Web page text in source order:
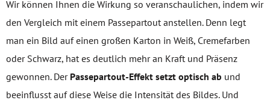
Wir können Ihnen die Wirkung so veranschaulichen, indem wir
den Vergleich mit einem Passepartout anstellen. Denn legt
man ein Bild auf einen großen Karton in Weiß, Cremefarben
oder Schwarz, hat es deutlich mehr an Kraft und Präsenz
gewonnen. Der Passepartout-Effekt setzt optisch ab und
beeinflusst auf diese Weise die Intensität des Bildes. Und